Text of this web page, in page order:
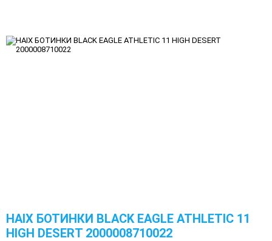
HAIX БОТИНКИ BLACK EAGLE ATHLETIC 11
HIGH DESERT 2000008710022